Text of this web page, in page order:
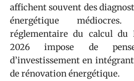
affichent souvent des
énergétique
réglementaire du calcul du
2026 impose de
d’investissement en
de rénovation énergétique.